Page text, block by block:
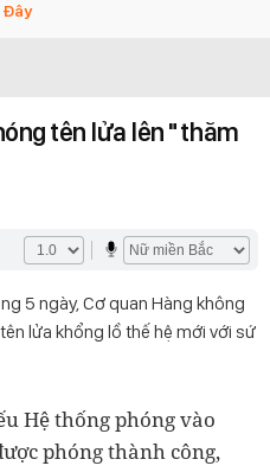
Đây
tên lửa lên "thăm
5 ngày, Cơ quan Hàng không
lửa khổng lồ thế hệ mới với sứ
Hệ thống phóng vào
phóng thành công,